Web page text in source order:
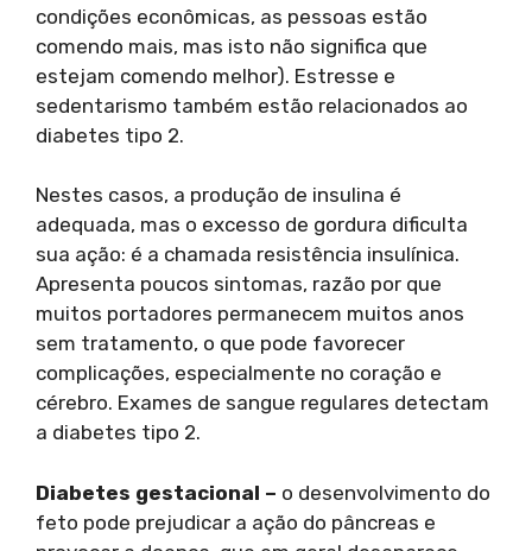
condições econômicas, as pessoas estão
comendo mais, mas isto não significa que
estejam comendo melhor). Estresse e
sedentarismo também estão relacionados ao
diabetes tipo 2.
Nestes casos, a produção de insulina é
adequada, mas o excesso de gordura dificulta
sua ação: é a chamada resistência insulínica.
Apresenta poucos sintomas, razão por que
muitos portadores permanecem muitos anos
sem tratamento, o que pode favorecer
complicações, especialmente no coração e
cérebro. Exames de sangue regulares detectam
a diabetes tipo 2.
Diabetes gestacional – o desenvolvimento do
feto pode prejudicar a ação do pâncreas e